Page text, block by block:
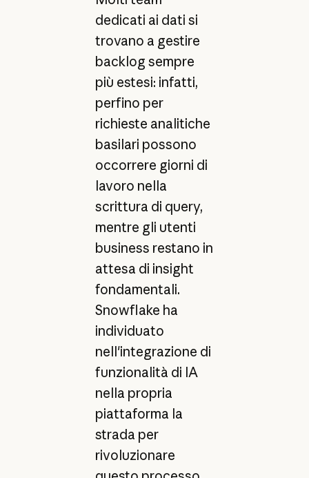
dedicati ai dati si
trovano a gestire
backlog sempre
più estesi: infatti,
perfino per
richieste analitiche
basilari possono
occorrere giorni di
lavoro nella
scrittura di query,
mentre gli utenti
business restano in
attesa di insight
fondamentali.
Snowflake ha
individuato
nell'integrazione di
funzionalità di IA
nella propria
piattaforma la
strada per
rivoluzionare